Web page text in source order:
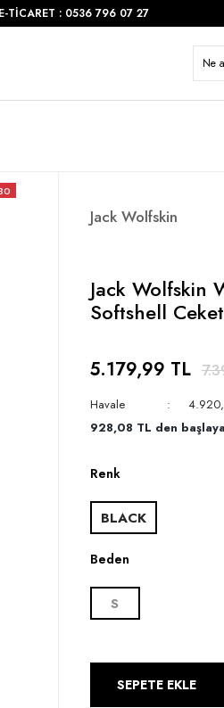
TİCARET : 0536 796 07 27
Jack Wolfskin
Jack Wolfskin
Softshell
5.179,99 TL
Havale
928,08 TL den
Renk
BLACK
Beden
S
SEPETE EKLE